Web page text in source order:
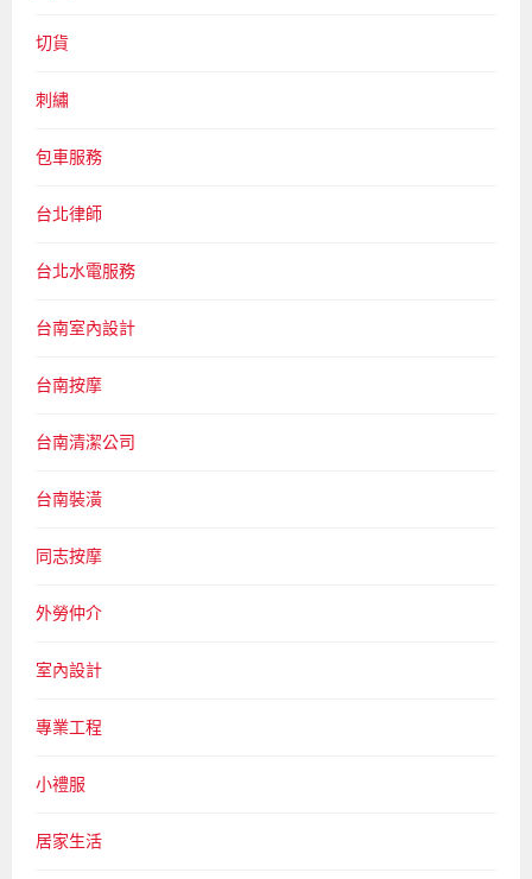
切貨
刺繡
包車服務
台北律師
台北水電服務
台南室內設計
台南按摩
台南清潔公司
台南裝潢
同志按摩
外勞仲介
室內設計
專業工程
小禮服
居家生活